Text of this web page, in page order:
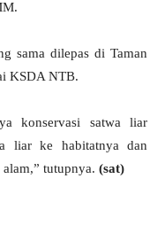
sama dilepas di Taman
KSDA NTB.
konservasi satwa liar
liar ke habitatnya dan
tutupnya. (sat)